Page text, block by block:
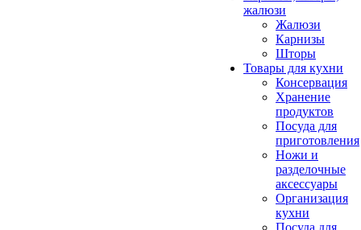
жалюзи
Жалюзи
Карнизы
Шторы
Товары для кухни
Консервация
Хранение
продуктов
Посуда для
приготовления
Ножи и
разделочные
аксессуары
Организация
кухни
Посуда для